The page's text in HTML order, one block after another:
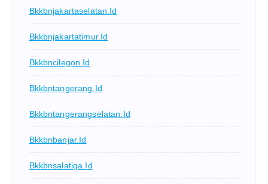
Bkkbnjakartaselatan.id
Bkkbnjakartatimur.id
Bkkbncilegon.id
Bkkbntangerang.id
Bkkbntangerangselatan.id
Bkkbnbanjar.id
Bkkbnsalatiga.id